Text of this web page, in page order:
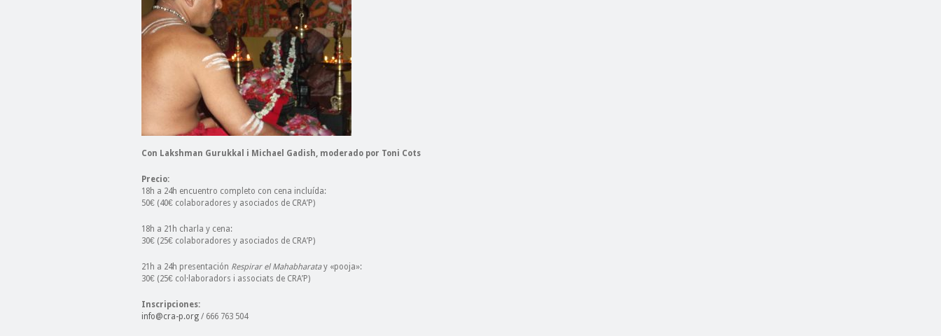
Con Lakshman Gurukkal i Michael Gadish, moderado por Toni Cots
Precio:
18h a 24h encuentro completo con cena incluída:
50€ (40€ colaboradores y asociados de CRA’P)
18h a 21h charla y cena:
30€ (25€ colaboradores y asociados de CRA’P)
21h a 24h presentación Respirar el Mahabharatay «pooja»:
30€ (25€ col·laboradors i associats de CRA’P)
Inscripciones:
info@cra-p.org / 666 763 504